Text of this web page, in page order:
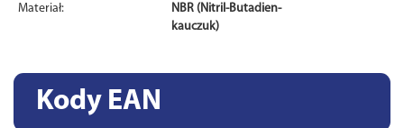
Materiał:
NBR (Nitril-Butadien-
kauczuk)
Kody EAN